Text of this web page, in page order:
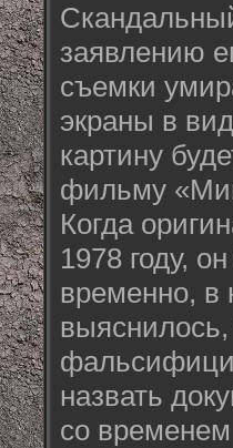
заявлению
съемки
экраны в
картину
фильму
Когда
1978 году,
временно, в
назвать
со временем